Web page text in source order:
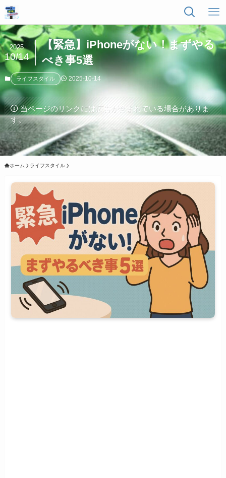
【緊急】iPhoneがない！まずやる
べき事5選
2025
10/14
ライフスタイル 2025-10-14
当ページのリンクには広告が含まれている場合がありま
す。
ホーム ライフスタイル